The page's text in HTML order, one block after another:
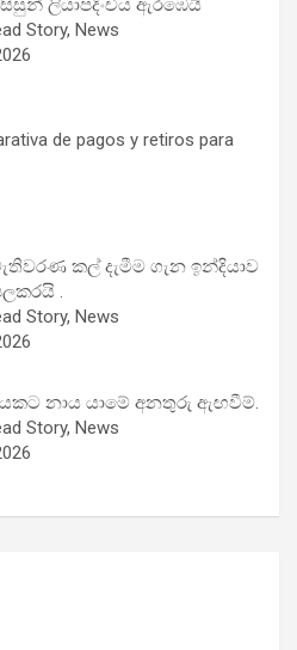
ලියාපදිංචිය ඇරඹෙයි
Story, News
de pagos y retiros para
කල් දැමීම ගැන ඉන්දියාව
.
Story, News
නාය යාමේ අනතුරු ඇඟවීම්.
Story, News